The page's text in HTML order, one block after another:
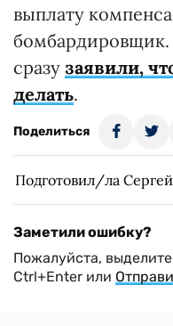
выплату
сразу заявили,
делать.
Поделиться
Подготовил/ла
Заметили ошибку?
Пожалуйста,
Ctrl+Enter или